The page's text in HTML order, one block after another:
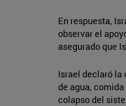
En respuesta,
observar el
asegurado que
Israel declaró la
de agua,
colapso del